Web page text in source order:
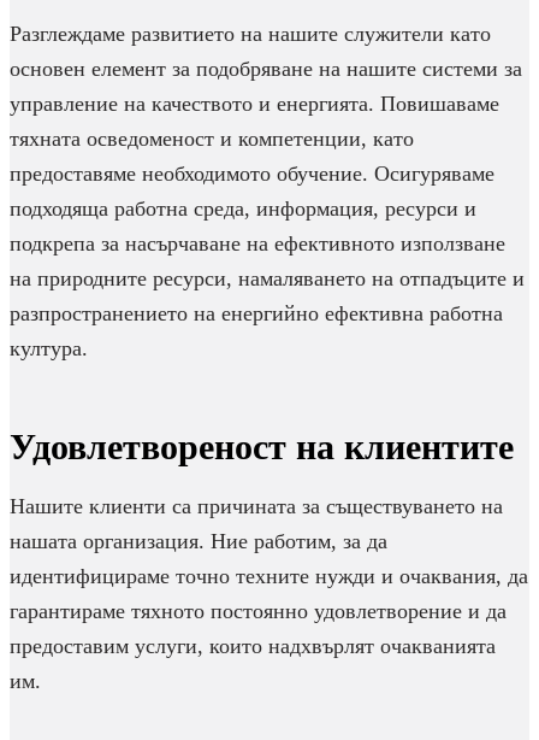
Разглеждаме развитието на нашите служители като
основен елемент за подобряване на нашите системи за
управление на качеството и енергията. Повишаваме
тяхната осведоменост и компетенции, като
предоставяме необходимото обучение. Осигуряваме
подходяща работна среда, информация, ресурси и
подкрепа за насърчаване на ефективното използване
на природните ресурси, намаляването на отпадъците и
разпространението на енергийно ефективна работна
култура.
Удовлетвореност на клиентите
Нашите клиенти са причината за съществуването на
нашата организация. Ние работим, за да
идентифицираме точно техните нужди и очаквания, да
гарантираме тяхното постоянно удовлетворение и да
предоставим услуги, които надхвърлят очакванията
им.